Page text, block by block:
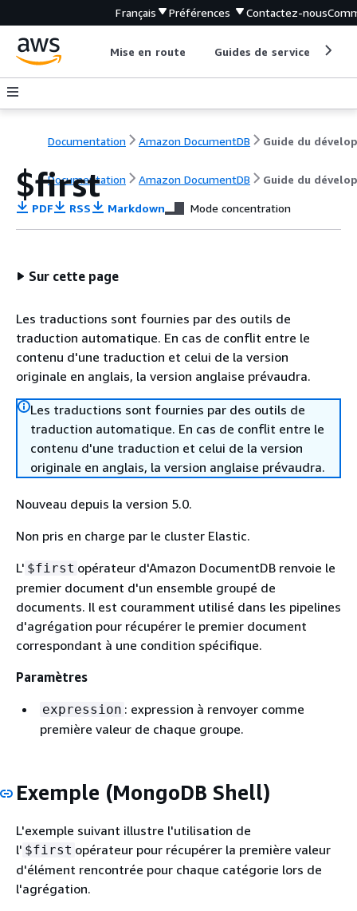
Français Préférences Contactez-nous
Mise en route Guides de service
Documentation Amazon DocumentDB
Documentation Amazon DocumentDB Guide du
$first
PDF RSS Markdown Mode concentration
Sur cette page
Les traductions sont fournies par des outils de
traduction automatique. En cas de conflit entre le
contenu d'une traduction et celui de la version
originale en anglais, la version anglaise prévaudra.
Les traductions sont fournies par des outils de
traduction automatique. En cas de conflit entre le
contenu d'une traduction et celui de la version
originale en anglais, la version anglaise prévaudra.
Nouveau depuis la version 5.0.
Non pris en charge par le cluster Elastic.
L' $first opérateur d'Amazon DocumentDB renvoie le
premier document d'un ensemble groupé de
documents. Il est couramment utilisé dans les pipelines
d'agrégation pour récupérer le premier document
correspondant à une condition spécifique.
Paramètres
expression : expression à renvoyer comme
première valeur de chaque groupe.
Exemple (MongoDB Shell)
L'exemple suivant illustre l'utilisation de
l' $first opérateur pour récupérer la première valeur
d'élément rencontrée pour chaque catégorie lors de
l'agrégation.